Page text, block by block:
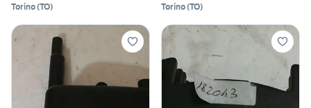
Torino(TO) Torino(TO)